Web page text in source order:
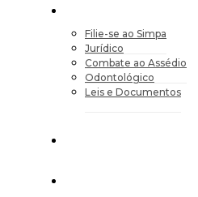
Filie-se ao Simpa
Jurídico
Combate ao Assédio
Odontológico
Leis e Documentos